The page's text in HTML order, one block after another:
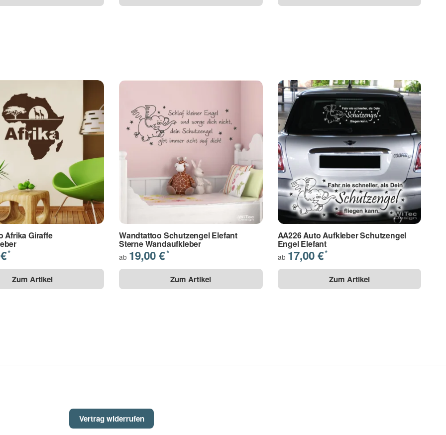
Afrika Giraffe
*
Zum Artikel
Wandtattoo Schutzengel Elefant
Sterne Wandaufkleber
ab 19,00 €*
Zum Artikel
AA226 Auto Aufkleber Schutzengel
Engel Elefant
ab 17,00 €*
Zum Artikel
Vertrag widerrufen